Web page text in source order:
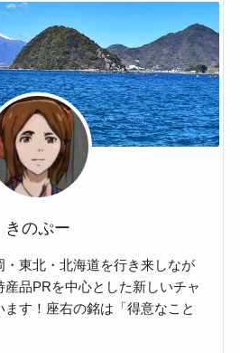
きのぷー
東北・北海道を行き来しなが
産品PRを中心とした新しいチャ
す！座右の銘は「得意なこと